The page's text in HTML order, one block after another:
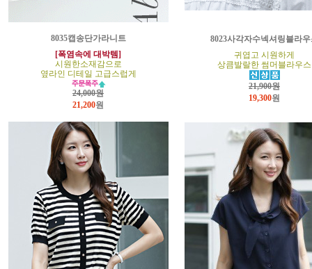
8035캡송단가라니트
[폭염속에 대박템]
시원한소재감으로
옆라인 디테일 고급스럽게
24,000원
21,200원
8023사각자수넥셔링블라우
귀엽고 시원하게
상큼발랄한 썸머블라우스
21,900원
19,300원